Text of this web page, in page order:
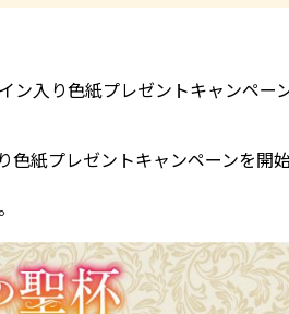
ン入り色紙プレゼントキャンペー
紙プレゼントキャンペーンを開